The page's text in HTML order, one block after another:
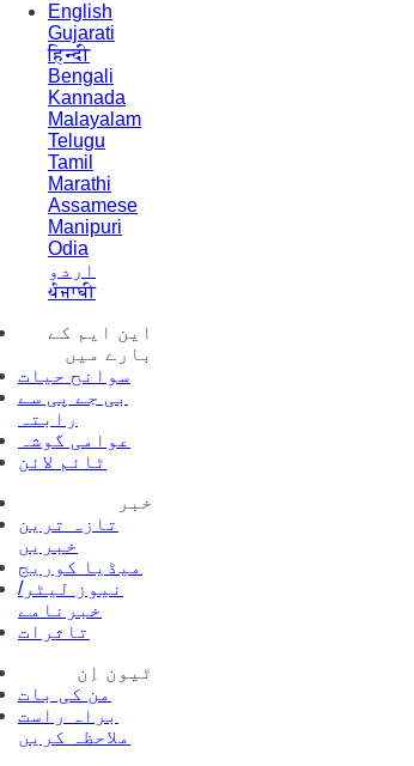
English
Gujarati
हिन्दी
Bengali
Kannada
Malayalam
Telugu
Tamil
Marathi
Assamese
Manipuri
Odia
اردو
ਪੰਜਾਬੀ
این ایم کے
بارے میں
سوانح حیات
بی جے پی سے
رابتہ
عوامی گوشہ
ٹائم لائن
خبر
تازہ ترین
خبریں
میڈیا کوریج
نیوز لیٹر/
خبرنامے
تاثرات
ٹیون اِن
من کی بات
براہ راست
ملاحظہ کریں